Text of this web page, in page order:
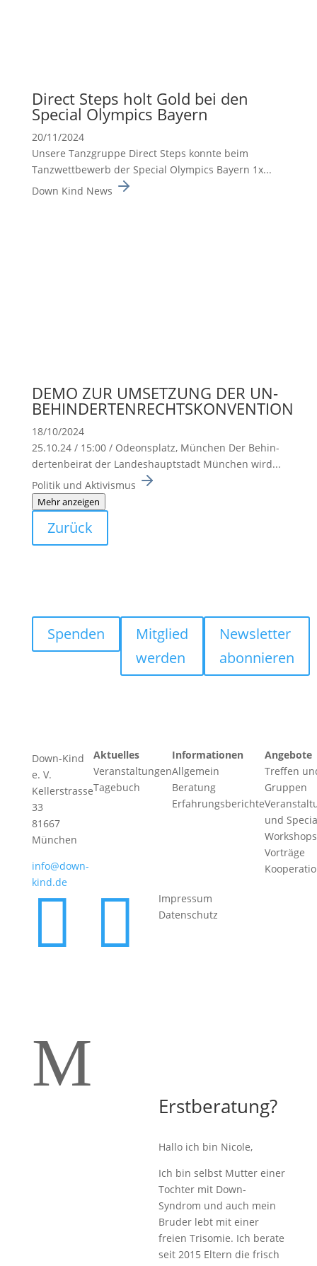
Direct Steps holt Gold bei den
Special Olympics Bayern
20/11/2024
Unsere Tanzgruppe Direct Steps konnte beim
Tanzwett­be­werb der Special Olympics Bayern 1x...
Down Kind News
DEMO ZUR UMSETZUNG DER UN-
BEHINDERTENRECHTSKONVENTION
18/10/2024
25.10.24 / 15:00 / Odeons­platz, München Der Behin­
der­ten­beirat der Landes­haupt­stadt München wird...
Politik und Aktivismus
Mehr anzeigen
Zurück
Spenden
Mitglied
werden
Newsletter
abonnieren
Down-Kind
e. V.
Kellerstrasse
33
81667
München
info@down-
kind.de
Aktuelles
Veranstaltungen
Tagebuch
Informationen
Allgemein
Beratung
Erfahrungsberichte
Angebote
Treffen
Gruppen
und
Vorträge
 
Impressum
Datenschutz
M
Erstberatung?
Hallo ich bin Nicole,
Ich bin selbst Mutter einer
Tochter mit Down-
Syndrom und auch mein
Bruder lebt mit einer
freien Trisomie. Ich berate
seit 2015 Eltern die frisch